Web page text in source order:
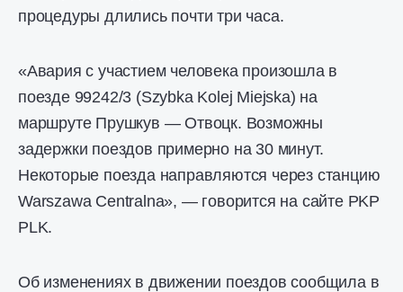
процедуры длились почти три часа.
«Авария с участием человека произошла в
поезде 99242/3 (Szybka Kolej Miejska) на
маршруте Прушкув — Отвоцк. Возможны
задержки поездов примерно на 30 минут.
Некоторые поезда направляются через станцию
Warszawa Centralna», — говорится на сайте PKP
PLK.
Об изменениях в движении поездов сообщила в